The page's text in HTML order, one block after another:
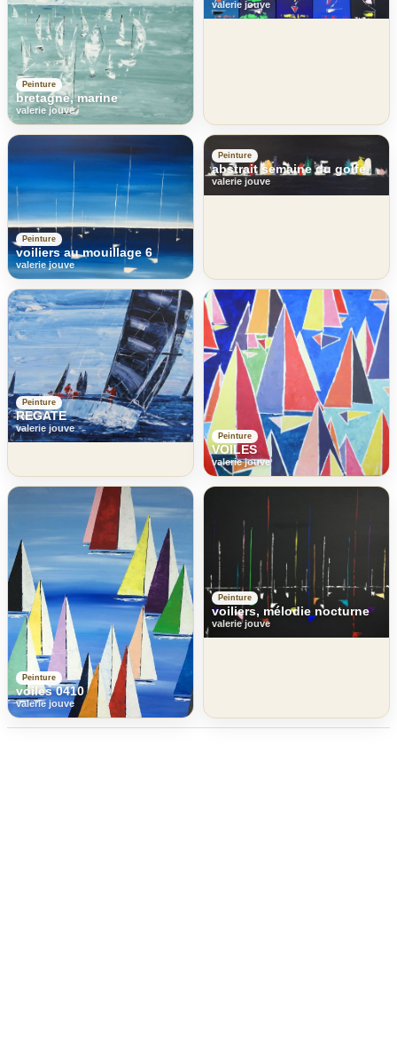
Peinture
bretagne, marine
valerie jouve
valerie jouve
Peinture
voiliers au mouillage 6
valerie jouve
Peinture
abstrait semaine du golfe
valerie jouve
Peinture
REGATE
valerie jouve
Peinture
VOILES
valerie jouve
Peinture
voiles 0410
valerie jouve
Peinture
voiliers, mélodie nocturne
valerie jouve